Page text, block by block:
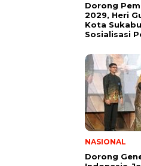
Dorong
2029, Heri
Kota
Sosialisasi
NASIONAL
Dorong